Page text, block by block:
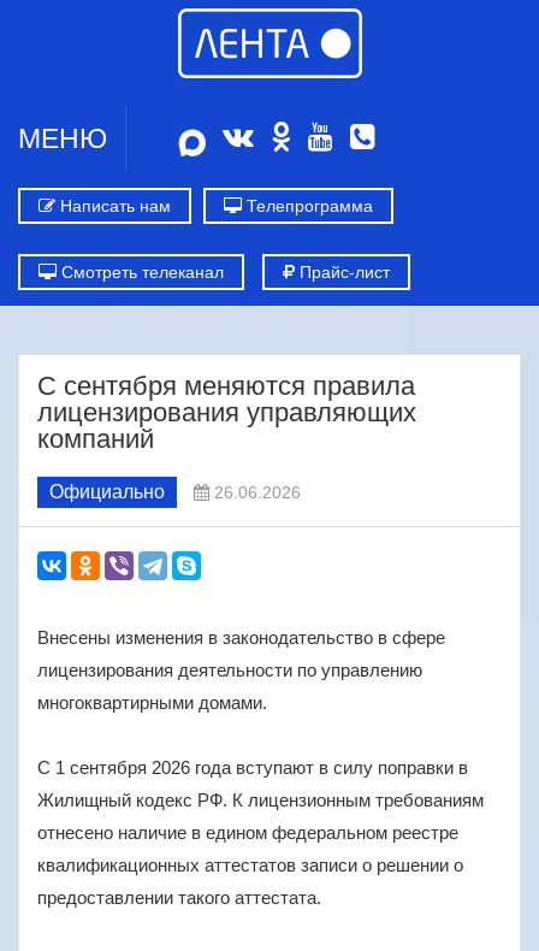
МЕНЮ
Написать нам Телепрограмма
Смотреть телеканал Прайс-лист
С сентября меняются правила
лицензирования управляющих
компаний
Официально 26.06.2026
Внесены изменения в законодательство в сфере
лицензирования деятельности по управлению
многоквартирными домами.
С 1 сентября 2026 года вступают в силу поправки в
Жилищный кодекс РФ. К лицензионным требованиям
отнесено наличие в едином федеральном реестре
квалификационных аттестатов записи о решении о
предоставлении такого аттестата.